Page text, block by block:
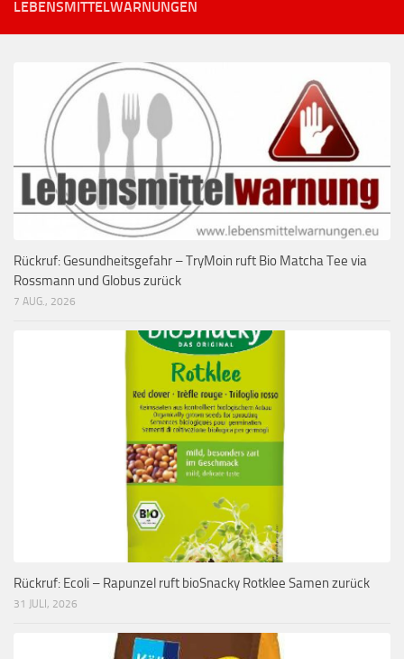
LEBENSMITTELWARNUNGEN
Rückruf: Gesundheitsgefahr – TryMoin ruft Bio Matcha Tee via
Rossmann und Globus zurück
7 AUG., 2026
Rückruf: Ecoli – Rapunzel ruft bioSnacky Rotklee Samen zurück
31 JULI, 2026